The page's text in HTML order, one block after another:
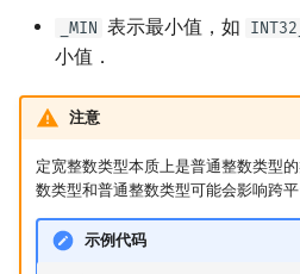
_MIN 表示最小值，如
小值．
注意
定宽整数类型本质上是普通整数类型
数类型和普通整数类型可能会影响跨平
示例代码